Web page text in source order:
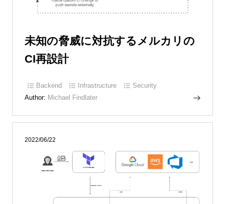
未知の脅威に対抗するメルカリの
CI再設計
Backend Infrastructure
Security
Author: Michael Findlater
2022/06/22